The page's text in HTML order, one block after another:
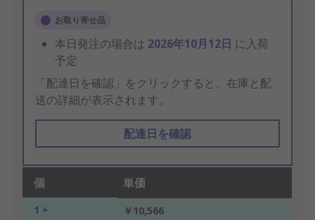
お取り寄せ品
本日発注の場合は 2026年10月12日 に入荷
予定
「配達日を確認」をクリックすると、在庫と配
送の詳細が表示されます。
配達日を確認
個 単価
1 + ￥10,566